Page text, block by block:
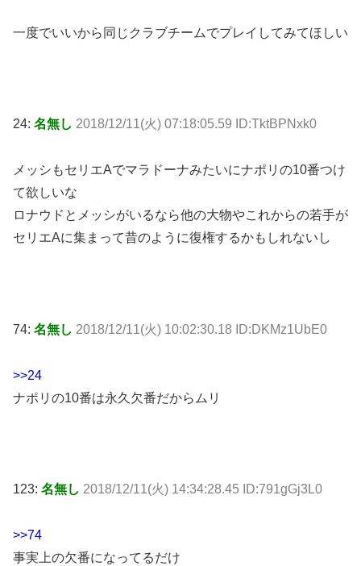
一度でいいから同じクラブチームでプレイしてみてほしい
24: 名無し 2018/12/11(火) 07:18:05.59 ID:TktBPNxk0
メッシもセリエAでマラドーナみたいにナポリの10番つけ
て欲しいな
ロナウドとメッシがいるなら他の大物やこれからの若手が
セリエAに集まって昔のように復権するかもしれないし
74: 名無し 2018/12/11(火) 10:02:30.18 ID:DKMz1UbE0
>>24
ナポリの10番は永久欠番だからムリ
123: 名無し 2018/12/11(火) 14:34:28.45 ID:791gGj3L0
>>74
事実上の欠番になってるだけ